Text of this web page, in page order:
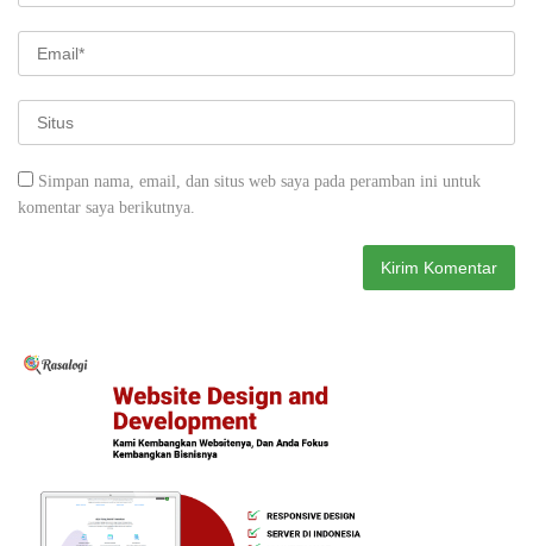
Simpan nama, email, dan situs web saya pada peramban ini untuk
komentar saya berikutnya.